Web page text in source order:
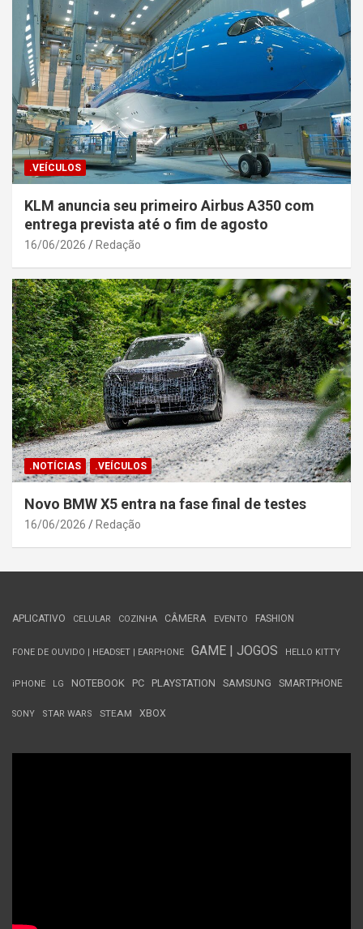
.VEÍCULOS
KLM anuncia seu primeiro Airbus A350 com
entrega prevista até o fim de agosto
16/06/2026 Redação
.NOTÍCIAS .VEÍCULOS
Novo BMW X5 entra na fase final de testes
16/06/2026 Redação
APLICATIVO CELULAR COZINHA CÂMERA EVENTO FASHION
FONE DE OUVIDO | HEADSET | EARPHONE GAME | JOGOS HELLO KITTY
iPHONE LG NOTEBOOK PC PLAYSTATION SAMSUNG SMARTPHONE
SONY STAR WARS STEAM XBOX